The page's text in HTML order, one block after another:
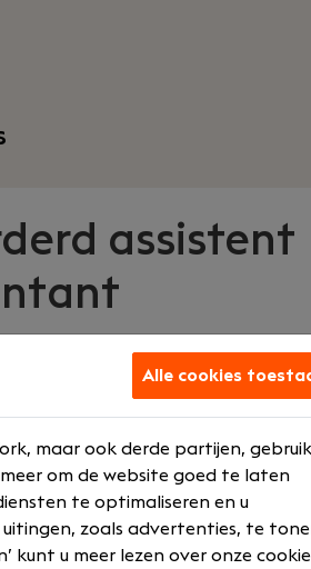
assistent
Accountant
Wat we bieden
Opleidingen en
Alle cookies
maar ook derde partijen, gebruik
om de website goed te laten
te optimaliseren en u
zoals advertenties, te
kunt u meer lezen over onze